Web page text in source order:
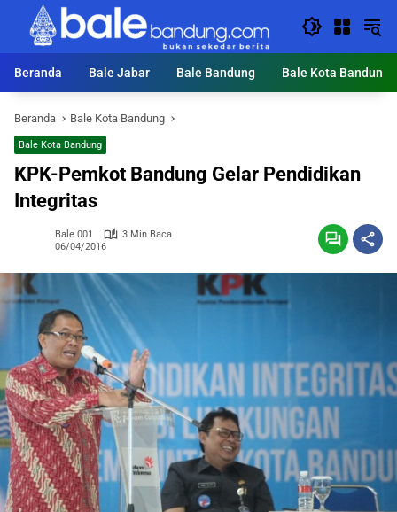
Langsung
konten
Beranda
Bale Jabar Bale Bandung Bale Kota Bandung
Beranda Bale Kota Bandung
Bale Kota Bandung
KPK-Pemkot Bandung Gelar Pendidikan
Integritas
Bale 001
3 Min Baca
06/04/2016